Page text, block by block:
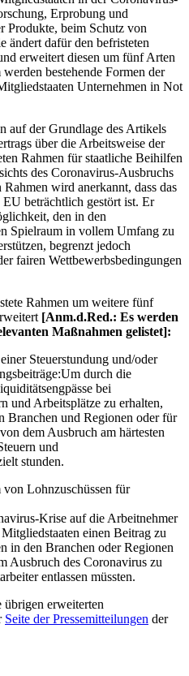
Erprobung und
Produkte, beim Schutz von
ändert dafür den befristeten
erweitert diesen um fünf Arten
bestehende Formen der
Unternehmen in Not
auf der Grundlage des Artikels
über die Arbeitsweise der
Rahmen für staatliche Beihilfen
des Coronavirus-Ausbruchs
wird anerkannt, dass das
beträchtlich gestört ist. Er
den in den
Spielraum in vollem Umfang zu
begrenzt jedoch
fairen Wettbewerbsbedingungen
Rahmen um weitere fünf
[Anm.d.Red.: Es werden
Maßnahmen gelistet]:
Steuerstundung und/oder
durch die
bei
und Arbeitsplätze zu erhalten,
Branchen und Regionen oder für
dem Ausbruch am härtesten
und
stunden.
Lohnzuschüssen für
Krise auf die Arbeitnehmer
einen Beitrag zu
in den Branchen oder Regionen
Ausbruch des Coronavirus zu
entlassen müssten.
erweiterten
Seite der Pressemitteilungen der